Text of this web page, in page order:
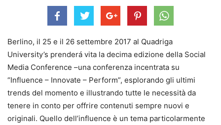
Berlino, il 25 e il 26 settembre 2017 al Quadriga
University’s prenderá vita la decima edizione della Social
Media Conference –una conferenza incentrata su
“Influence – Innovate – Perform”, esplorando gli ultimi
trends del momento e illustrando tutte le necessità da
tenere in conto per offrire contenuti sempre nuovi e
originali. Quello dell’influence è un tema particolarmente